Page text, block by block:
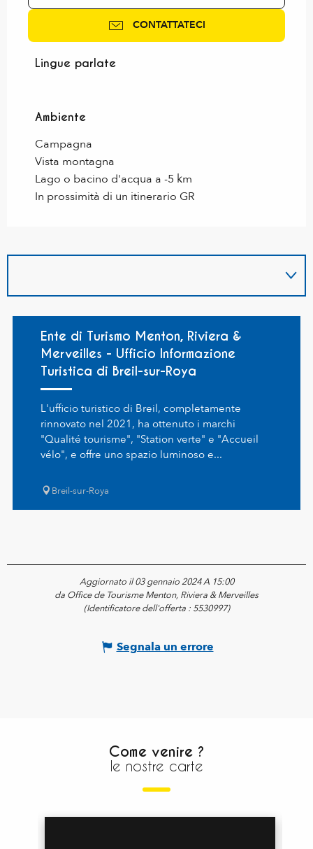
CONTATTATECI
Lingue parlate
Lingue parlate
Ambiente
Ambiente
Campagna
Vista montagna
Lago o bacino d'acqua a -5 km
In prossimità di un itinerario GR
Ente di Turismo Menton, Riviera &
Merveilles - Ufficio Informazione
Turistica di Breil-sur-Roya
L'ufficio turistico di Breil, completamente
rinnovato nel 2021, ha ottenuto i marchi
"Qualité tourisme", "Station verte" e "Accueil
vélo", e offre uno spazio luminoso e...
Breil-sur-Roya
Aggiornato il 03 gennaio 2024 A 15:00
da Office de Tourisme Menton, Riviera & Merveilles
(Identificatore dell'offerta : 5530997)
Segnala un errore
Come venire ?
le nostre carte